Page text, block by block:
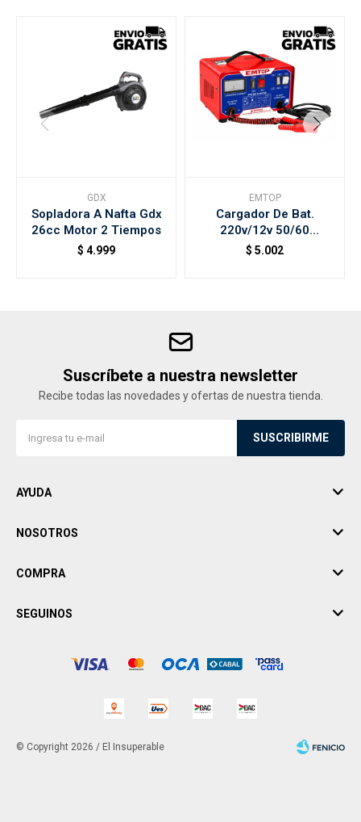
GDX
Sopladora A Nafta Gdx
26cc Motor 2 Tiempos
$ 4.999
EMTOP
Cargador De Bat.
220v/12v 50/60
Efcr16011 Emtop
$ 5.002
Suscríbete a nuestra newsletter
Recibe todas las novedades y ofertas de nuestra tienda.
SUSCRIBIRME
AYUDA
NOSOTROS
COMPRA
SEGUINOS
© Copyright 2026 / El Insuperable